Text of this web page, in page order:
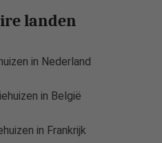
landen
in Nederland
in België
in Frankrijk